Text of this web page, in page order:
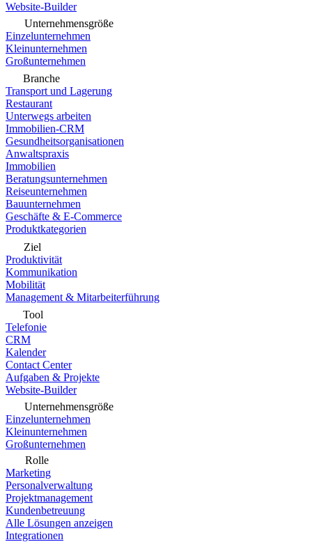
Website-Builder
Unternehmensgröße
Einzelunternehmen
Kleinunternehmen
Großunternehmen
Branche
Transport und Lagerung
Restaurant
Unterwegs arbeiten
Immobilien-CRM
Gesundheitsorganisationen
Anwaltspraxis
Immobilien
Beratungsunternehmen
Reiseunternehmen
Bauunternehmen
Geschäfte & E-Commerce
Produktkategorien
Ziel
Produktivität
Kommunikation
Mobilität
Management & Mitarbeiterführung
Tool
Telefonie
CRM
Kalender
Contact Center
Aufgaben & Projekte
Website-Builder
Unternehmensgröße
Einzelunternehmen
Kleinunternehmen
Großunternehmen
Rolle
Marketing
Personalverwaltung
Projektmanagement
Kundenbetreuung
Alle Lösungen anzeigen
Integrationen